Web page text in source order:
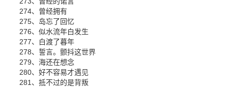
274、曾经拥有
275、岛忘了回忆
276、似水流年白发生
277、白渡了暮年
278、誓言。颤抖这世界
279、海还在想念
280、好不容易才遇见
281、抵不过的是背叛